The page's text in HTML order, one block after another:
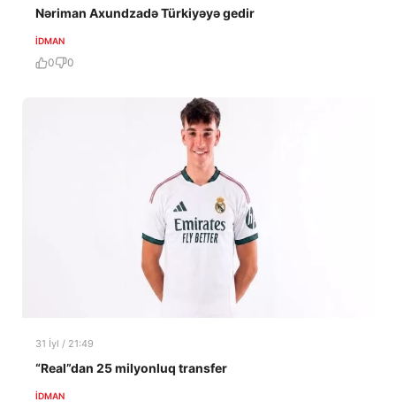
Nəriman Axundzadə Türkiyəyə gedir
İDMAN
0 0
31 İyl / 21:49
“Real”dan 25 milyonluq transfer
İDMAN